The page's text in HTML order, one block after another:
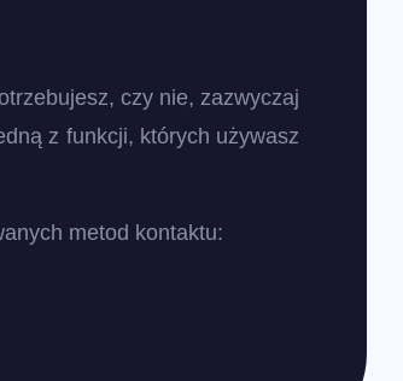
czy nie, zazwyczaj
z funkcji, których używasz
metod kontaktu: